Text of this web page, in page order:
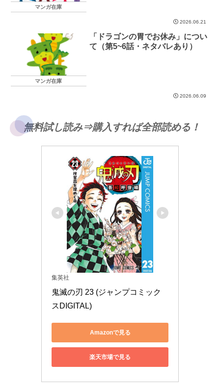
マンガ在庫
2026.06.21
マンガ在庫
「ドラゴンの胃でお休み」につい
て（第5~6話・ネタバレあり）
2026.06.09
無料試し読み⇒購入すれば全部読める！
集英社
鬼滅の刃 23 (ジャンプコミック
スDIGITAL)
Amazonで見る
楽天市場で見る